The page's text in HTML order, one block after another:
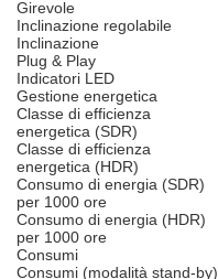
Girevole
Inclinazione regolabile
Inclinazione
Plug & Play
Indicatori LED
Gestione energetica
Classe di efficienza
energetica (SDR)
Classe di efficienza
energetica (HDR)
Consumo di energia (SDR)
per 1000 ore
Consumo di energia (HDR)
per 1000 ore
Consumi
Consumi (modalità stand-by)